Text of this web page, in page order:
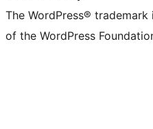
The WordPress®
of the WordPress